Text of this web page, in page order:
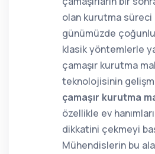
olan kurutma süreci
günümüzde
klasik yöntemlerle
çamaşır kurutma
teknolojisinin
çamaşır kurutma
özellikle ev
dikkatini çekmeyi
Mühendislerin bu